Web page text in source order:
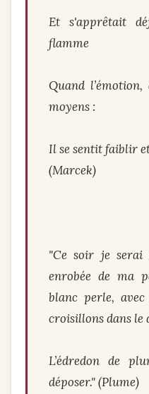
Et s'apprêtait
flamme
Quand
moyens :
Il se sentit faiblir
(Marcek)
"Ce soir je serai
enrobée de ma
blanc perle, avec
croisillons dans le
L’édredon de
déposer." (Plume)